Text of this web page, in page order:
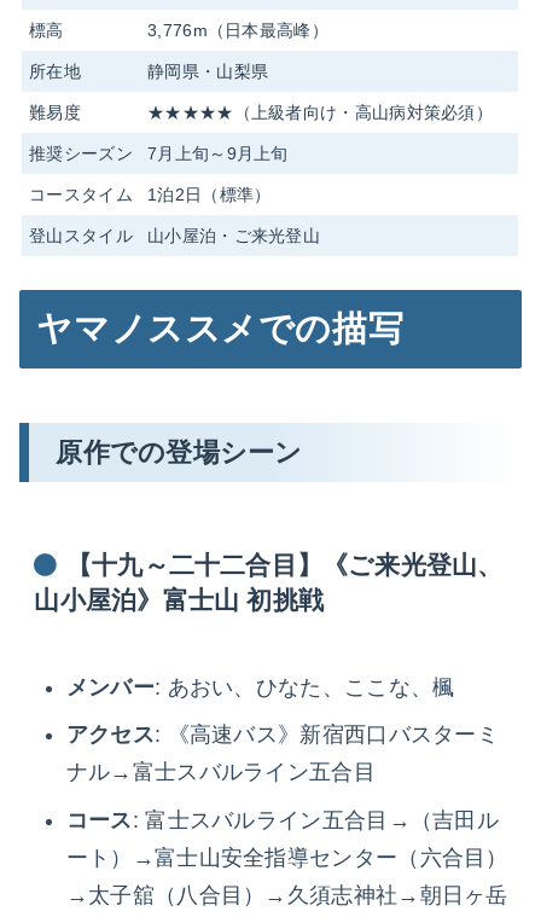
標高 3,776m（日本最高峰）
所在地 静岡県・山梨県
難易度 ★★★★★（上級者向け・高山病対策必須）
推奨シーズン 7月上旬～9月上旬
コースタイム 1泊2日（標準）
登山スタイル 山小屋泊・ご来光登山
ヤマノススメでの描写
原作での登場シーン
【十九～二十二合目】《ご来光登山、
山小屋泊》富士山 初挑戦
メンバー: あおい、ひなた、ここな、楓
アクセス: 《高速バス》新宿西口バスターミ
ナル→富士スバルライン五合目
コース: 富士スバルライン五合目→（吉田ル
ート）→富士山安全指導センター（六合目）
→太子舘（八合目）→久須志神社→朝日ヶ岳